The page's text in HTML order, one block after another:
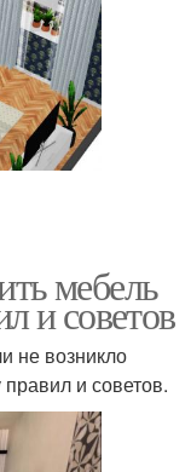
мебель
и советов
не возникло
правил и советов.